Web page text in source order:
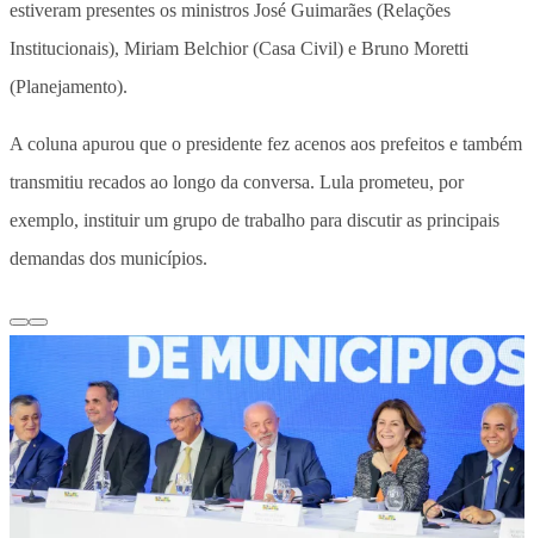
estiveram presentes os ministros José Guimarães (Relações
Institucionais), Miriam Belchior (Casa Civil) e Bruno Moretti
(Planejamento).
A coluna apurou que o presidente fez acenos aos prefeitos e também
transmitiu recados ao longo da conversa. Lula prometeu, por
exemplo, instituir um grupo de trabalho para discutir as principais
demandas dos municípios.